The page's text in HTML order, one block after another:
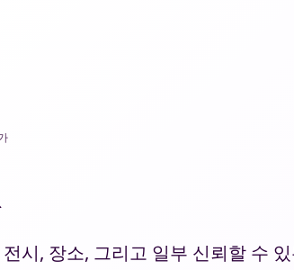
전시, 장소, 그리고 일부 신뢰할 수